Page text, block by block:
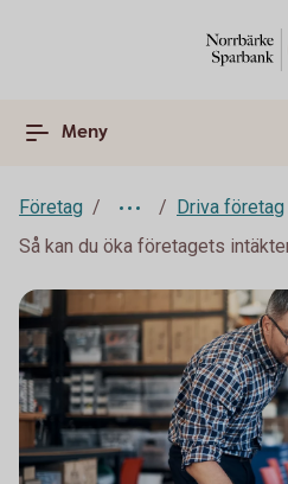
Meny
Företag
Driva företag
Så kan du öka företagets